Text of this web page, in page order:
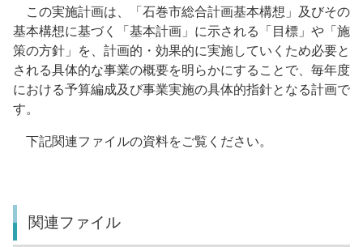
この実施計画は、「石巻市総合計画基本構想」及びその
基本構想に基づく「基本計画」に示される「目標」や「施
策の方針」を、計画的・効果的に実施していくため必要と
される具体的な事業の概要を明らかにすることで、毎年度
における予算編成及び事業実施の具体的指針となる計画で
す。
下記関連ファイルの資料をご覧ください。
関連ファイル